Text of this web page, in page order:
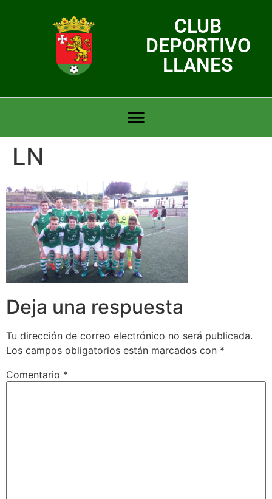
CLUB
DEPORTIVO
LLANES
LN
Deja una respuesta
Tu dirección de correo electrónico no será publicada.
Los campos obligatorios están marcados con *
Comentario *